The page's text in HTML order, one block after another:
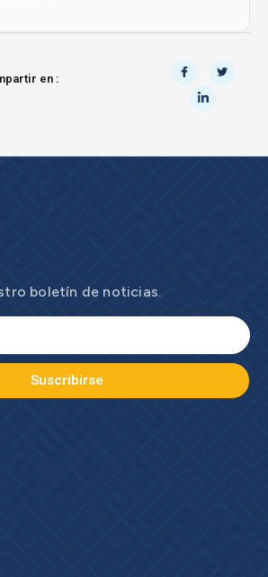
en :
boletín de noticias.
Suscribirse